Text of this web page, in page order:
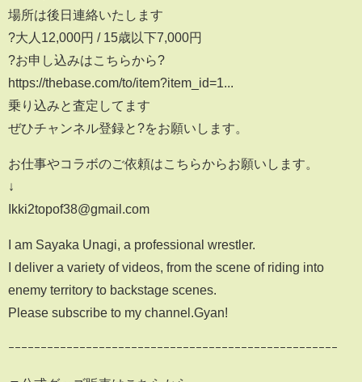
場所は後日連絡いたします
?大人12,000円 / 15歳以下7,000円
?お申し込みはこちらから?
https://thebase.com/to/item?item_id=1...
乗り込みと査定してます
ぜひチャンネル登録と?をお願いします。
お仕事やコラボのご依頼はこちらからお願いします。
↓
Ikki2topof38@gmail.com
I am Sayaka Unagi, a professional wrestler.
I deliver a variety of videos, from the scene of riding into
enemy territory to backstage scenes.
Please subscribe to my channel.Gyan!
ｰｰｰｰｰｰｰｰｰｰｰｰｰｰｰｰｰｰｰｰｰｰｰｰｰｰｰｰｰｰｰｰｰｰｰｰｰｰｰｰｰｰｰｰｰｰｰｰｰｰｰ